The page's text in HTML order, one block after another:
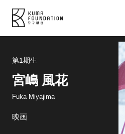
第1期生
宮嶋 風花
Fuka Miyajima
映画